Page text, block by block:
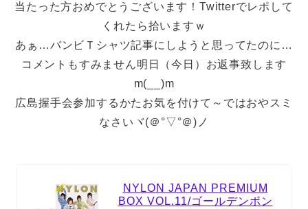
当たった方おめでとうございます！Twitterでレポして
くれたら拾いますｗ
あぁ…バンビＴシャツ記事にしようと思ってたのに…
コメントもすみません明日（今日）お返事致します
m(__)m
広島握手会参加するかたお気を付けて～ではおやスミ
なさいヾ(＠°▽°＠)ノ
NYLON JAPAN PREMIUM
BOX VOL.11/ゴールデンボン